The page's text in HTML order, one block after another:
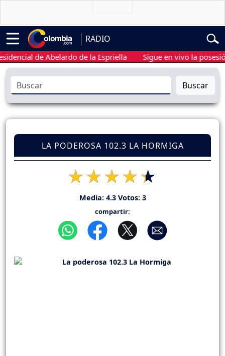
RADIO
de Abelardo de la Espriella Sigue en vivo la posesión
Buscar
LA PODEROSA 102.3 LA HORMIGA
Media: 4.3Votos: 3
compartir: